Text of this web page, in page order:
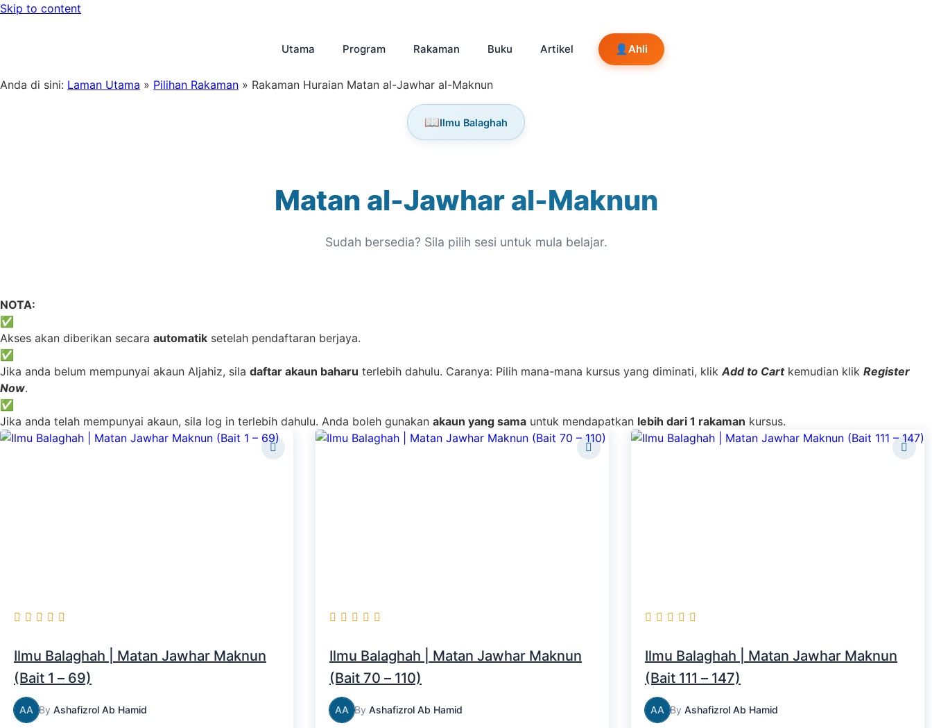
Skip to content
Utama Program Rakaman Buku Artikel 👤 Ahli
Anda di sini: Laman Utama » Pilihan Rakaman » Rakaman Huraian Matan al-Jawhar al-Maknun
📖Ilmu Balaghah
Matan al-Jawhar al-Maknun
Sudah bersedia? Sila pilih sesi untuk mula belajar.
NOTA:
✅
Akses akan diberikan secara automatik setelah pendaftaran berjaya.
✅
Jika anda belum mempunyai akaun Aljahiz, sila daftar akaun baharu terlebih dahulu. Caranya: Pilih mana-mana kursus yang diminati, klikAdd to Cartkemudian klik Register
Now.
✅
Jika anda telah mempunyai akaun, sila log in terlebih dahulu. Anda boleh gunakan akaun yang sama untuk mendapatkan lebih dari 1 rakaman kursus.
Ilmu Balaghah | Matan Jawhar Maknun
(Bait 1 – 69)
AA By Ashafizrol Ab Hamid
Ilmu Balaghah | Matan Jawhar Maknun
(Bait 70 – 110)
AA By Ashafizrol Ab Hamid
Ilmu Balaghah | Matan Jawhar Maknun
(Bait 111 – 147)
AA By Ashafizrol Ab Hamid